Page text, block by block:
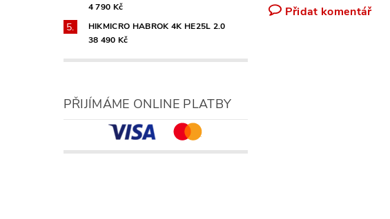
4 790 Kč
HIKMICRO HABROK 4K HE25L 2.0
38 490 Kč
PŘIJÍMÁME ONLINE PLATBY
Přidat komentář